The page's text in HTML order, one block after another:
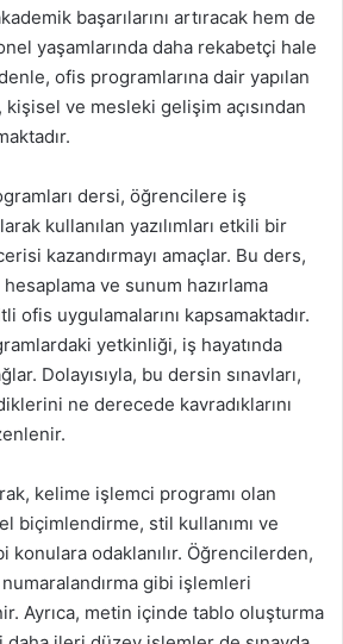
başarılarını artıracak hem de
yaşamlarında daha rekabetçi hale
ofis programlarına dair yapılan
ve mesleki gelişim açısından
dersi, öğrencilere iş
kullanılan yazılımları etkili bir
kazandırmayı amaçlar. Bu ders,
ve sunum hazırlama
ofis uygulamalarını kapsamaktadır.
yetkinliği, iş hayatında
Dolayısıyla, bu dersin sınavları,
ne derecede kavradıklarını
kelime işlemci programı olan
biçimlendirme, stil kullanımı ve
konulara odaklanılır. Öğrencilerden,
gibi işlemleri
Ayrıca, metin içinde tablo oluşturma